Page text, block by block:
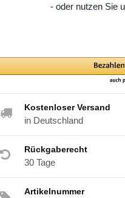
- oder nutzen Sie
Kostenloser Versand
in Deutschland
Rückgaberecht
30 Tage
Artikelnummer